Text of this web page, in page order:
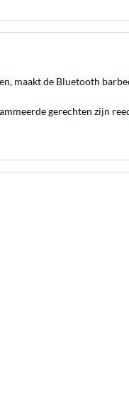
maakt de Bluetooth
gerechten zijn